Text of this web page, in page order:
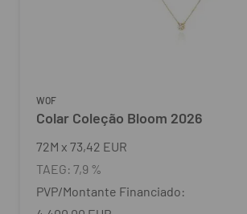
WOF
Colar Coleção Bloom 2026
72M x 73,42 EUR
TAEG: 7,9 %
PVP/Montante Financiado: